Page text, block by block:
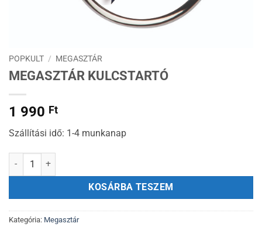
POPKULT / MEGASZTÁR
MEGASZTÁR KULCSTARTÓ
1 990 Ft
Szállítási idő: 1-4 munkanap
Megasztár kulcstartó mennyiség
KOSÁRBA TESZEM
Kategória: Megasztár